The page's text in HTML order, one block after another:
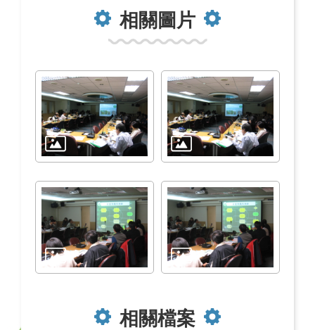
相關圖片
相關檔案